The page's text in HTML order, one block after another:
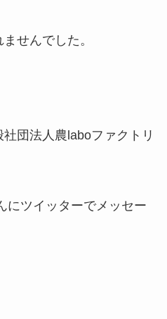
せんでした。
団法人農laboファクトリ
にツイッターでメッセー